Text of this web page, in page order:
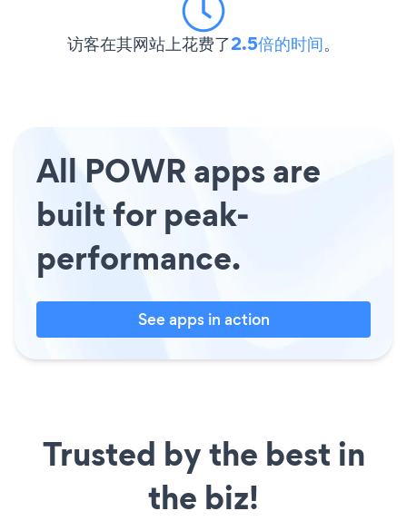
访客在其网站上花费了2.5倍的时间。
All POWR apps are
built for peak-
performance.
See apps in action
Trusted by the best in
the biz!